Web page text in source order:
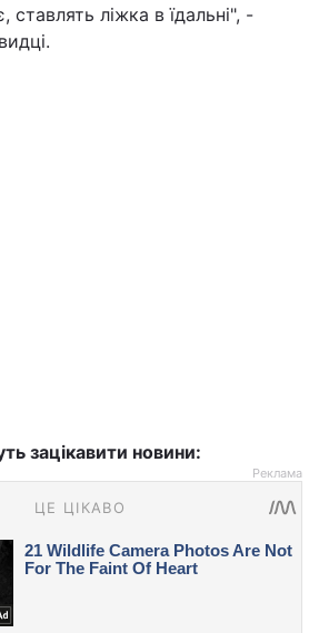
ставлять ліжка в їдальні", -
зацікавити новини:
Реклама